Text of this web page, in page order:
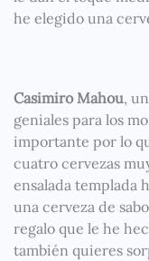
he elegido una
Casimiro Mahou,
geniales para los
importante por lo
cuatro cervezas
ensalada templada
una cerveza de
regalo que le he
también quieres